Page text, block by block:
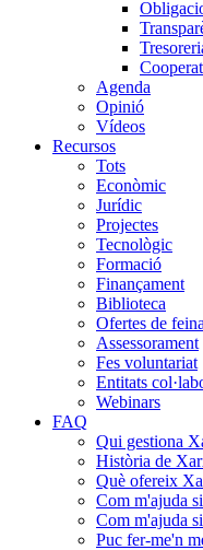
Agenda
Opinió
Vídeos
Recursos
Tots
Econòmic
Jurídic
Projectes
Tecnològic
Formació
Finançament
Biblioteca
Ofertes de feina
Assessorament
Fes voluntariat
Entitats
Webinars
FAQ
Qui gestiona
Història de
Què ofereix
Com m'ajuda
Com m'ajuda
Puc fer-me'n